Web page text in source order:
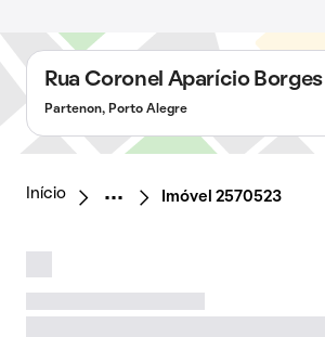
Rua Coronel Aparício Borges
Partenon, Porto Alegre
Início Imóvel 2570523